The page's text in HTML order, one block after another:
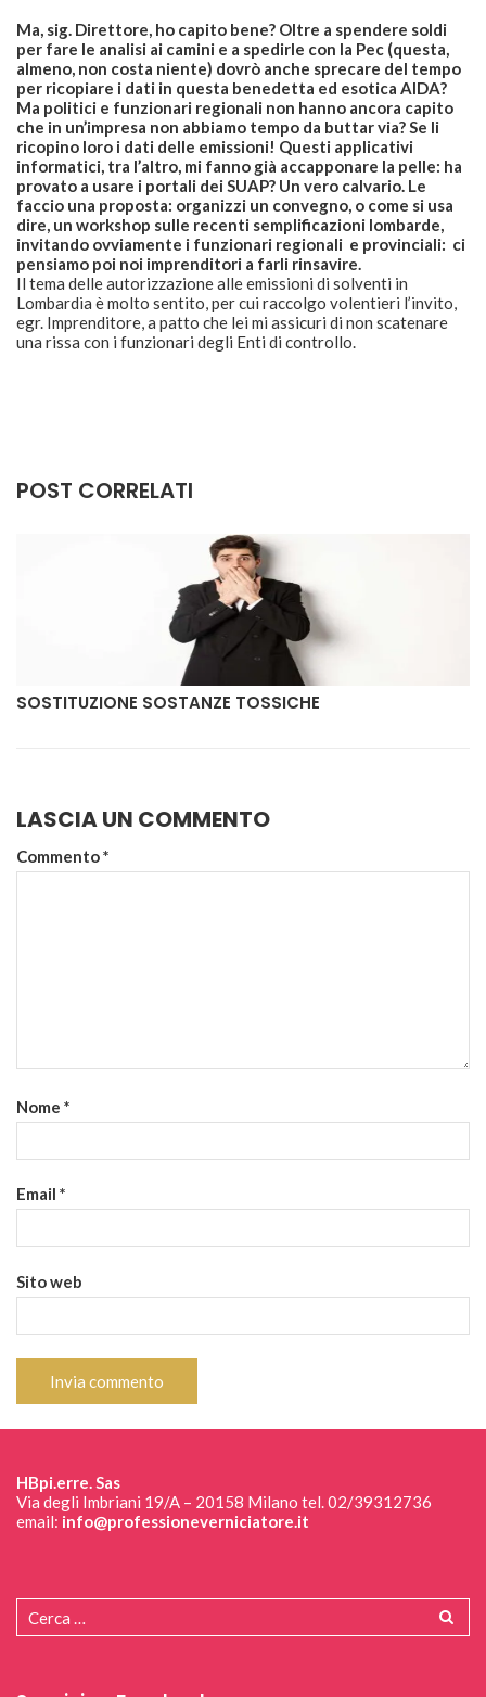
Ma, sig. Direttore, ho capito bene? Oltre a spendere soldi
per fare le analisi ai camini e a spedirle con la Pec (questa,
almeno, non costa niente) dovrò anche sprecare del tempo
per ricopiare i dati in questa benedetta ed esotica AIDA?
Ma politici e funzionari regionali non hanno ancora capito
che in un’impresa non abbiamo tempo da buttar via? Se li
ricopino loro i dati delle emissioni! Questi applicativi
informatici, tra l’altro, mi fanno già accapponare la pelle: ha
provato a usare i portali dei SUAP? Un vero calvario. Le
faccio una proposta: organizzi un convegno, o come si usa
dire, un workshop sulle recenti semplificazioni lombarde,
invitando ovviamente i funzionari regionali e provinciali: ci
pensiamo poi noi imprenditori a farli rinsavire.
Il tema delle autorizzazione alle emissioni di solventi in
Lombardia è molto sentito, per cui raccolgo volentieri l’invito,
egr. Imprenditore, a patto che lei mi assicuri di non scatenare
una rissa con i funzionari degli Enti di controllo.
POST CORRELATI
EMISSIONI TOSSICHE
LASCIA UN COMMENTO
Commento*
Nome *
Email *
Sito web
HBpi.erre. Sas
Via degli Imbriani 19/A – 20158 Milano tel. 02/39312736
email: info@professioneverniciatore.it